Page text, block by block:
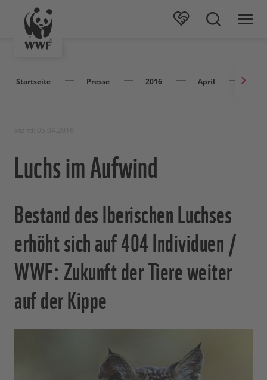
Startseite Presse 2016 April
Luchs im Aufwind
Bestand des Iberischen Luchses
erhöht sich auf 404 Individuen /
WWF: Zukunft der Tiere weiter
auf der Kippe